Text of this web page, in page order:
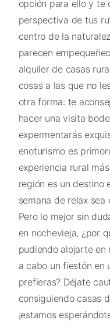
opción para ello y te
perspectiva de tus
centro de la
parecen
alquiler de casas
cosas a las que no
otra forma: te
hacer una visita
expermentarás
enoturismo es
experiencia rural
región es un destino
semana de relax
Pero lo mejor sin
en nochevieja, ¿por
pudiendo alojarte
a cabo un fiestón en
prefieras? Déjate
consiguiendo casas
¡estamos